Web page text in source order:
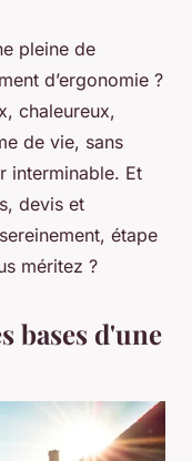
pleine de
d’ergonomie ?
chaleureux,
de vie, sans
interminable. Et
devis et
étape
méritez ?
bases d'une